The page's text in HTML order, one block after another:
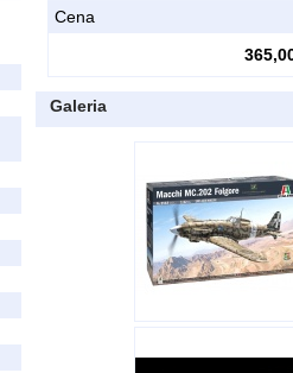
Cena
Galeria